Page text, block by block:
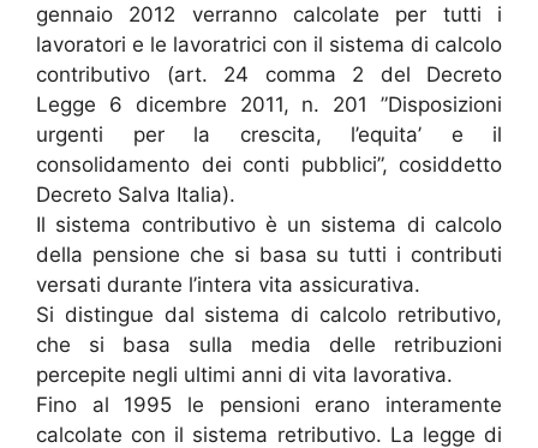
gennaio 2012 verranno calcolate per tutti i
lavoratori e le lavoratrici con il sistema di calcolo
contributivo (art. 24 comma 2 del Decreto
Legge 6 dicembre 2011, n. 201 ”Disposizioni
urgenti per la crescita, l’equita’ e il
consolidamento dei conti pubblici”, cosiddetto
Decreto Salva Italia).
Il sistema contributivo è un sistema di calcolo
della pensione che si basa su tutti i contributi
versati durante l’intera vita assicurativa.
Si distingue dal sistema di calcolo retributivo,
che si basa sulla media delle retribuzioni
percepite negli ultimi anni di vita lavorativa.
Fino al 1995 le pensioni erano interamente
calcolate con il sistema retributivo. La legge di